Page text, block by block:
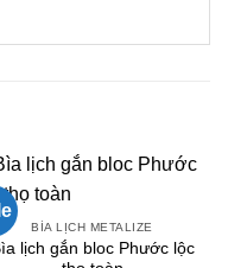
BÌA LỊCH METALIZE
lịch gắn bloc Phước lộc